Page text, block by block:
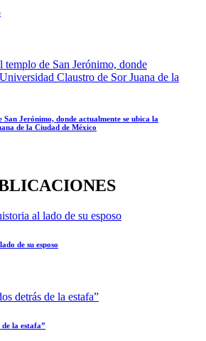
San Jerónimo, donde actualmente se ubica la
de la Ciudad de México
de su esposo
la estafa”